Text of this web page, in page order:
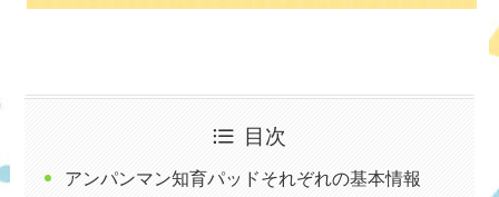
目次
アンパンマン知育パッドそれぞれの基本情報